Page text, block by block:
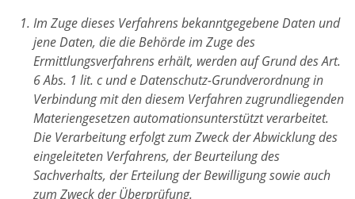
Im Zuge dieses Verfahrens bekanntgegebene Daten und
jene Daten, die die Behörde im Zuge des
Ermittlungsverfahrens erhält, werden auf Grund des Art.
6 Abs. 1 lit. c und e Datenschutz-Grundverordnung in
Verbindung mit den diesem Verfahren zugrundliegenden
Materiengesetzen automationsunterstützt verarbeitet.
Die Verarbeitung erfolgt zum Zweck der Abwicklung des
eingeleiteten Verfahrens, der Beurteilung des
Sachverhalts, der Erteilung der Bewilligung sowie auch
zum Zweck der Überprüfung.